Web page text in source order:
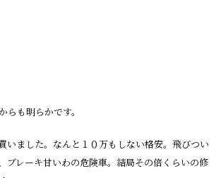
らも明らかです。
いました。なんと１０万もしない格安。飛びつい
ブレーキ甘いわの危険車。結局その倍くらいの修